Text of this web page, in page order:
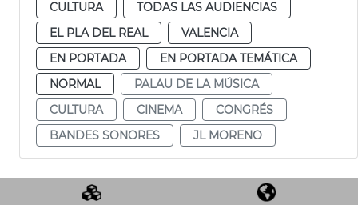
CULTURA
TODAS LAS AUDIENCIAS
EL PLA DEL REAL
VALENCIA
EN PORTADA
EN PORTADA TEMÁTICA
NORMAL
PALAU DE LA MÚSICA
CULTURA
CINEMA
CONGRÉS
BANDES SONORES
JL MORENO